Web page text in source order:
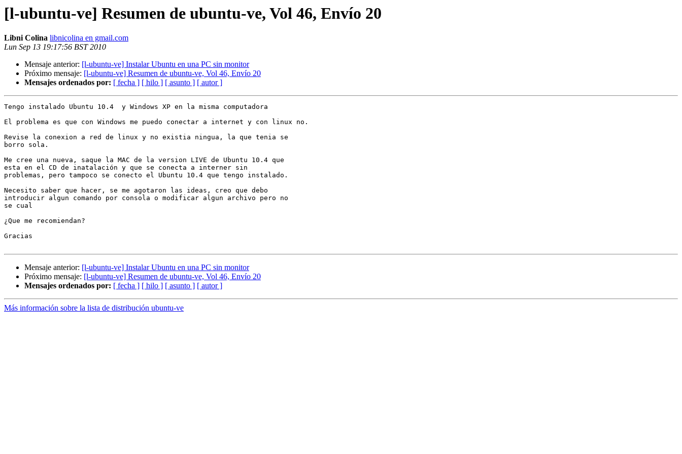
[l-ubuntu-ve] Resumen de ubuntu-ve, Vol 46, Envío 20
Libni Colina libnicolina en gmail.com
Lun Sep 13 19:17:56 BST 2010
Mensaje anterior: [l-ubuntu-ve] Instalar Ubuntu en una PC sin monitor
Próximo mensaje: [l-ubuntu-ve] Resumen de ubuntu-ve, Vol 46, Envío 20
Mensajes ordenados por: [ fecha ] [ hilo ] [ asunto ] [ autor ]
Tengo instalado Ubuntu 10.4  y Windows XP en la misma computadora
El problema es que con Windows me puedo conectar a internet y con linux no.
Revise la conexion a red de linux y no existia ningua, la que tenia se
borro sola.
Me cree una nueva, saque la MAC de la version LIVE de Ubuntu 10.4 que
esta en el CD de inatalación y que se conecta a interner sin
problemas, pero tampoco se conecto el Ubuntu 10.4 que tengo instalado.
Necesito saber que hacer, se me agotaron las ideas, creo que debo
introducir algun comando por consola o modificar algun archivo pero no
se cual
¿Que me recomiendan?
Gracias
Mensaje anterior: [l-ubuntu-ve] Instalar Ubuntu en una PC sin monitor
Próximo mensaje: [l-ubuntu-ve] Resumen de ubuntu-ve, Vol 46, Envío 20
Mensajes ordenados por: [ fecha ] [ hilo ] [ asunto ] [ autor ]
Más información sobre la lista de distribución ubuntu-ve